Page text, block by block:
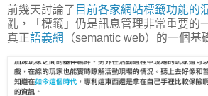
前幾天討論了 目前各家網站標籤功能的
亂，「標籤」仍是訊息管理非常重要的
真正語義網 （semantic web）的一個基